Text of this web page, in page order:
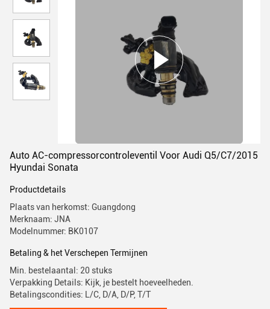
Auto AC-compressorcontroleventil Voor Audi Q5/C7/2015
Hyundai Sonata
Productdetails
Plaats van herkomst: Guangdong
Merknaam: JNA
Modelnummer: BK0107
Betaling & het Verschepen Termijnen
Min. bestelaantal: 20 stuks
Verpakking Details: Kijk, je bestelt hoeveelheden.
Betalingscondities: L/C, D/A, D/P, T/T